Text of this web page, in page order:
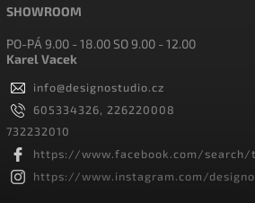
SHOWROOM
PO-PÁ 9.00 - 18.00 SO 9.00 - 12.00
Karel Vacek
info@designostudio.cz
605334326, 226220008
732232010
https://www.facebook.com/search/
https://www.instagram.com/